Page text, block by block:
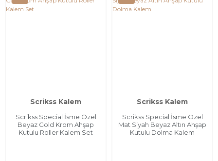
Scrikss Kalem
Scrikss Special İsme Özel
Beyaz Gold Krom Ahşap
Kutulu Roller Kalem Set
Scrikss Kalem
Scrikss Special İsme Özel
Mat Siyah Beyaz Altın Ahşap
Kutulu Dolma Kalem